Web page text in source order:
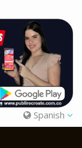
Spanish